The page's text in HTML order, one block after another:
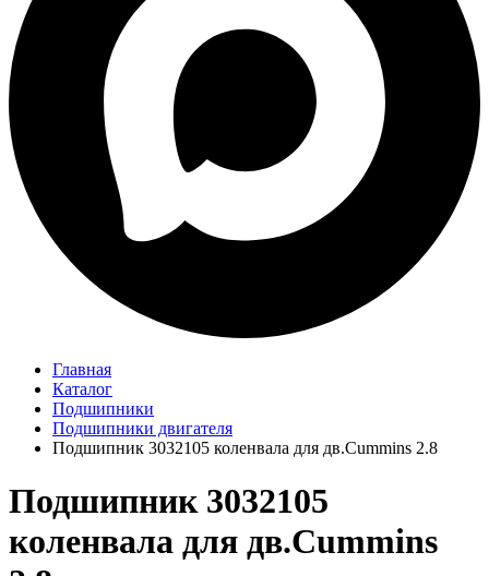
Главная
Каталог
Подшипники
Подшипники двигателя
Подшипник 3032105 коленвала для дв.Cummins 2.8
Подшипник 3032105
коленвала для дв.Cummins